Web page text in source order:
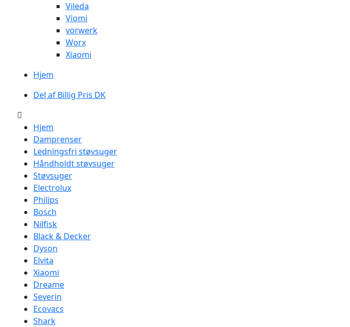
Vileda
Viomi
vorwerk
Worx
Xiaomi
Hjem
Del af Billig Pris DK
Hjem
Damprenser
Ledningsfri støvsuger
Håndholdt støvsuger
Støvsuger
Electrolux
Philips
Bosch
Nilfisk
Black & Decker
Dyson
Elvita
Xiaomi
Dreame
Severin
Ecovacs
Shark